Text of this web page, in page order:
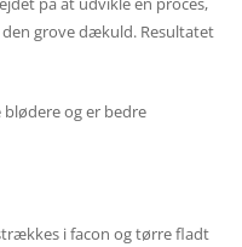
grove dækuld. Resultatet
og er bedre
i facon og tørre fladt